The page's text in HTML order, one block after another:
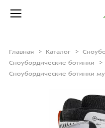
Главная Каталог
Сноубордические ботинки
Сноубордические ботинки